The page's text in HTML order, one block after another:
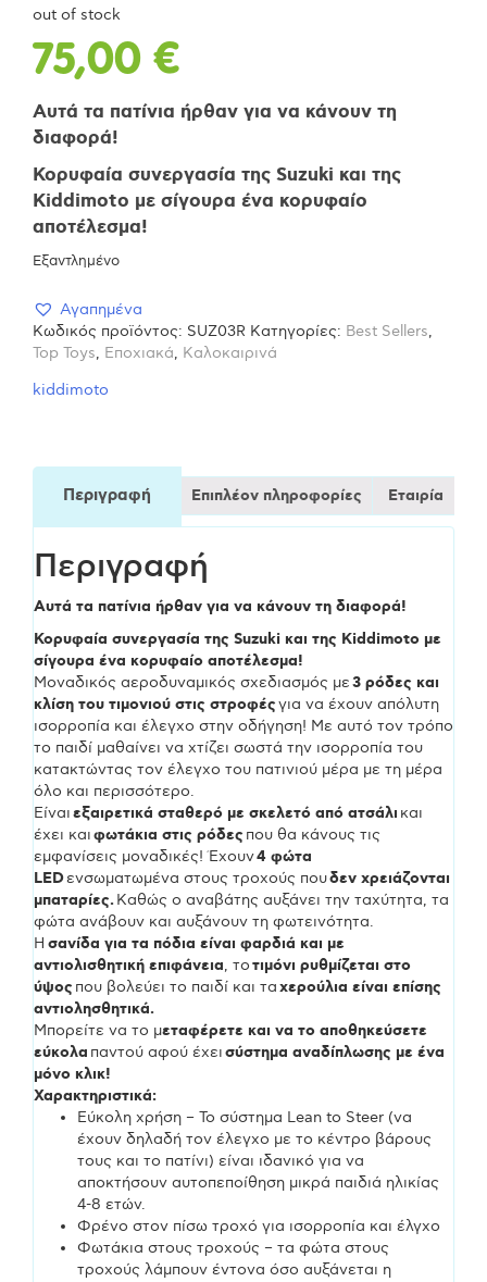
out of stock
75,00 €
Αυτά τα πατίνια ήρθαν για να κάνουν τη
διαφορά!
Κορυφαία συνεργασία της Suzuki και της
Kiddimoto με σίγουρα ένα κορυφαίο
αποτέλεσμα!
Εξαντλημένο
Αγαπημένα
Κωδικός προϊόντος: SUZ03R Κατηγορίες: Best Sellers,
Top Toys, Εποχιακά, Καλοκαιρινά
kiddimoto
Περιγραφή Επιπλέον πληροφορίες Εταιρία
Περιγραφή
Αυτά τα πατίνια ήρθαν για να κάνουν τη διαφορά!
Κορυφαία συνεργασία της Suzuki και της Kiddimoto με
σίγουρα ένα κορυφαίο αποτέλεσμα!
Μοναδικός αεροδυναμικός σχεδιασμός με3 ρόδες και
κλίση του τιμονιού στις στροφέςγια να έχουν απόλυτη
ισορροπία και έλεγχο στην οδήγηση! Με αυτό τον τρόπο
το παιδί μαθαίνει να χτίζει σωστά την ισορροπία του
κατακτώντας τον έλεγχο του πατινιού μέρα με τη μέρα
όλο και περισσότερο.
Είναιεξαιρετικά σταθερό με σκελετό από ατσάλι και
έχει καιφωτάκια στις ρόδες που θα κάνους τις
εμφανίσεις μοναδικές! Έχουν4 φώτα
LEDενσωματωμένα στους τροχούς πουδεν χρειάζονται
μπαταρίες.Καθώς ο αναβάτης αυξάνει την ταχύτητα, τα
φώτα ανάβουν και αυξάνουν τη φωτεινότητα.
Η σανίδα για τα πόδια είναι φαρδιά και με
αντιολισθητική επιφάνεια, τοτιμόνι ρυθμίζεται στο
ύψος που βολεύει το παιδί και ταχερούλια είναι επίσης
αντιολησθητικά.
Μπορείτε να το μεταφέρετε και να το αποθηκεύσετε
εύκολα παντού αφού έχεισύστημα αναδίπλωσης με ένα
μόνο κλικ!
Χαρακτηριστικά:
Εύκολη χρήση – Το σύστημα Lean to Steer (να
έχουν δηλαδή τον έλεγχο με το κέντρο βάρους
τους και το πατίνι) είναι ιδανικό για να
αποκτήσουν αυτοπεποίθηση μικρά παιδιά ηλικίας
4-8 ετών.
Φρένο στον πίσω τροχό για ισορροπία και έλγχο
Φωτάκια στους τροχούς – τα φώτα στους
τροχούς λάμπουν έντονα όσο αυξάνεται η